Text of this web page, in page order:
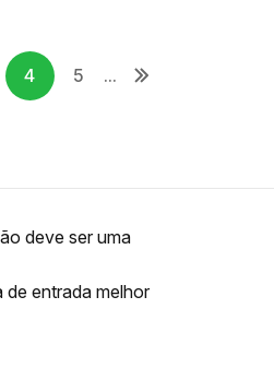
4 5 ...
deve ser uma
entrada melhor